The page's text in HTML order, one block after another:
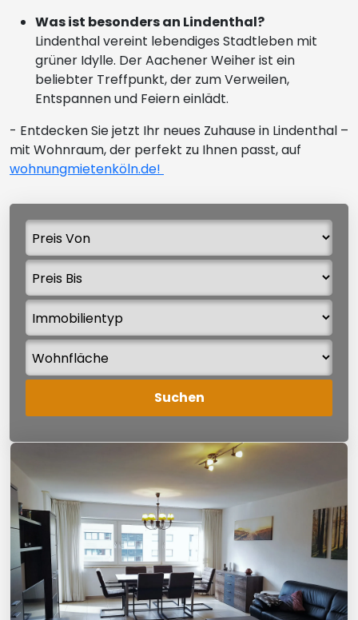
Was ist besonders an Lindenthal?
Lindenthal vereint lebendiges Stadtleben mit
grüner Idylle. Der Aachener Weiher ist ein
beliebter Treffpunkt, der zum Verweilen,
Entspannen und Feiern einlädt.
- Entdecken Sie jetzt Ihr neues Zuhause in Lindenthal –
mit Wohnraum, der perfekt zu Ihnen passt, auf
wohnungmietenköln.de!